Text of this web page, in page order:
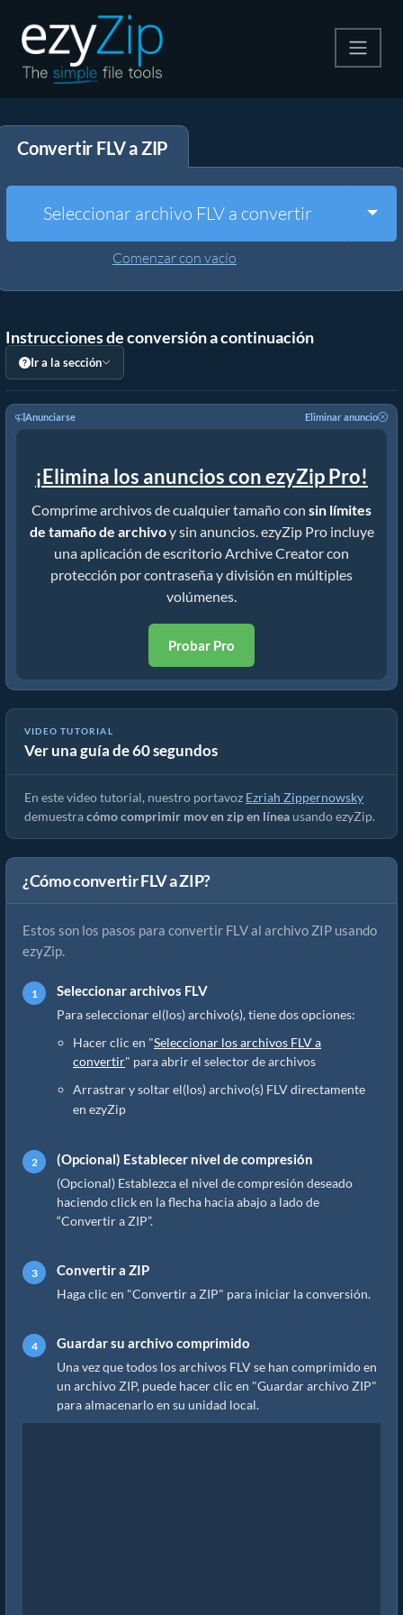
Descomprime
Otras herramientas
Convertir FLV a ZIP
Seleccionar archivo FLV a convertir
Comenzar con vacío
Instrucciones de conversión a continuación
Ir a la sección
Anunciarse Eliminar anuncio
¡Elimina los anuncios con ezyZip Pro!
Comprime archivos de cualquier tamaño con sin límites
de tamaño de archivoy sin anuncios. ezyZip Pro incluye
una aplicación de escritorio Archive Creator con
protección por contraseña y división en múltiples
volúmenes.
Probar Pro
VIDEO TUTORIAL
Ver una guía de 60 segundos
Cómo Convertir MOV a ZIP En Línea (Guía sencilla)
En este video tutorial, nuestro portavoz Ezriah Zippernowsky
demuestracómo comprimir mov en zip en línea usando ezyZip.
¿Cómo convertir FLV a ZIP?
Estos son los pasos para convertir FLV al archivo ZIP usando
ezyZip.
Seleccionar archivos FLV
Para seleccionar el(los) archivo(s), tiene dos opciones:
Hacer clic en "Seleccionar los archivos FLV a
convertir" para abrir el selector de archivos
Arrastrar y soltar el(los) archivo(s) FLV directamente
en ezyZip
(Opcional) Establecer nivel de compresión
(Opcional) Establezca el nivel de compresión deseado
haciendo click en la flecha hacia abajo a lado de
“Convertir a ZIP”.
Convertir a ZIP
Haga clic en "Convertir a ZIP" para iniciar la conversión.
Guardar su archivo comprimido
Una vez que todos los archivos FLV se han comprimido en
un archivo ZIP, puede hacer clic en "Guardar archivo ZIP"
para almacenarlo en su unidad local.